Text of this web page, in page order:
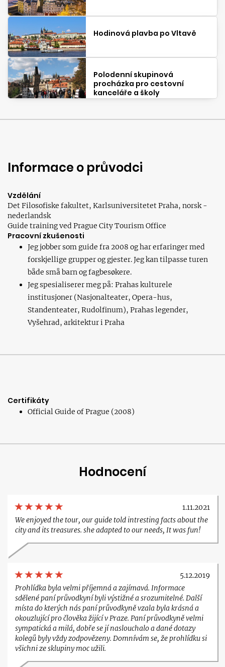
Hodinová plavba po Vltavě
Polodenní skupinová
procházka pro cestovní
kanceláře a školy
Informace o průvodci
Vzdělání
Det Filosofiske fakultet, Karlsuniversitetet Praha, norsk -
nederlandsk
Guide training ved Prague City Tourism Office
Pracovní zkušenosti
Jeg jobber som guide fra 2008 og har erfaringer med
forskjellige grupper og gjester. Jeg kan tilpasse turen
både små barn og fagbesøkere.
Jeg spesialiserer meg på: Prahas kulturele
institusjoner (Nasjonalteater, Opera-hus,
Standenteater, Rudolfinum), Prahas legender,
Vyšehrad, arkitektur i Praha
Certifikáty
Official Guide of Prague (2008)
Hodnocení
1.11.2021
We enjoyed the tour, our guide told intresting facts about the
city and its treasures. she adapted to our needs, It was fun!
5.12.2019
Prohlídka byla velmi příjemná a zajímavá. Informace
sdělené paní průvodkyní byli výstižné a srozumitelné. Další
místa do kterých nás paní průvodkyně vzala byla krásná a
okouzlující pro člověka žijící v Praze. Paní průvodkyně velmi
sympatická a milá, dobře se jí naslouchalo a dané dotazy
kolegů byly vždy zodpovězeny. Domnívám se, že prohlídku si
všichni ze sklupiny moc užili.